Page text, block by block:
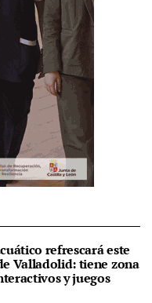
refrescará este
Valladolid: tiene zona
y juegos